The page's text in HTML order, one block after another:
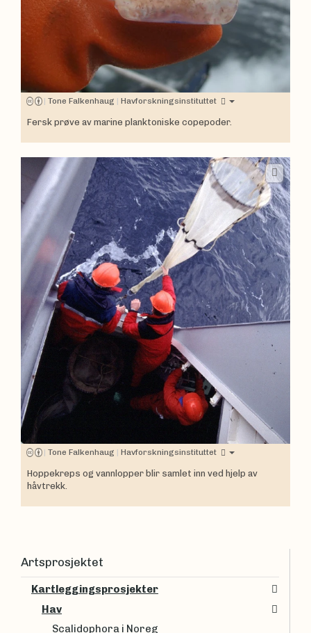
| Tone Falkenhaug | Havforskningsinstituttet
Fersk prøve av marine planktoniske copepoder.
| Tone Falkenhaug | Havforskningsinstituttet
Hoppekreps og vannlopper blir samlet inn ved hjelp av
håvtrekk.
Artsprosjektet
Kartleggingsprosjekter
Hav
Scalidophora i Noreg